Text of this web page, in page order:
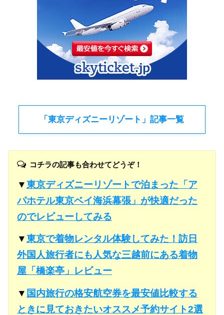
「東京ディズニーリゾート」記事一覧
コチラの記事も合わせてどうぞ！
▼東京ディズニーリゾートで泊まった「ア
パホテル東京ベイ海浜幕張」が快適だった
のでレビューしてみる
▼東京で着物レンタル体験してみた！訪日
外国人旅行者にも人気な三越前にある着物
屋「橋楽亭」レビュー
▼ 国内旅行の格安航空券を最安値比較する
ときに見ておきたいオススメ予約サイト2選